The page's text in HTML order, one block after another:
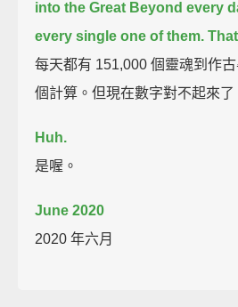
into the Great Beyond every
every single one of them.
每天都有 151,000 個靈魂到作
個計算。但現在數字對不起來了
Huh.
是喔。
June 2020
2020 年六月